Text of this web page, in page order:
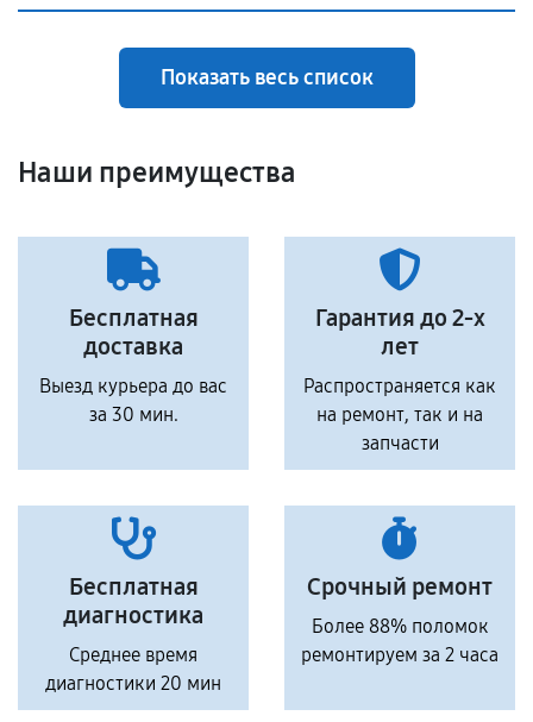
Показать весь список
Наши преимущества
Бесплатная
доставка
Выезд курьера до вас
за 30 мин.
Гарантия до 2-х
лет
Распространяется как
на ремонт, так и на
запчасти
Бесплатная
диагностика
Среднее время
диагностики 20 мин
Срочный ремонт
Более 88% поломок
ремонтируем за 2 часа